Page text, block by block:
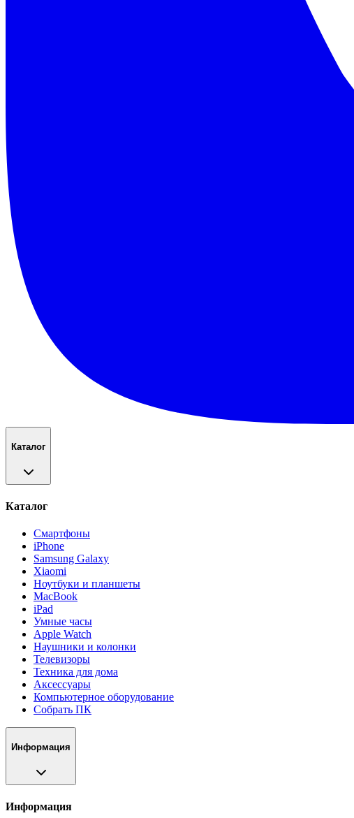
Каталог
Каталог
Смартфоны
iPhone
Samsung Galaxy
Xiaomi
Ноутбуки и планшеты
MacBook
iPad
Умные часы
Apple Watch
Наушники и колонки
Телевизоры
Техника для дома
Аксессуары
Компьютерное оборудование
Собрать ПК
Информация
Информация